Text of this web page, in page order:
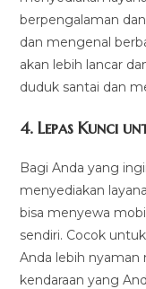
berpengalaman
dan mengenal
akan lebih lancar
duduk santai dan
4.Lepas Kunci
Bagi Anda yang
menyediakan
bisa menyewa
sendiri. Cocok
Anda lebih
kendaraan yang